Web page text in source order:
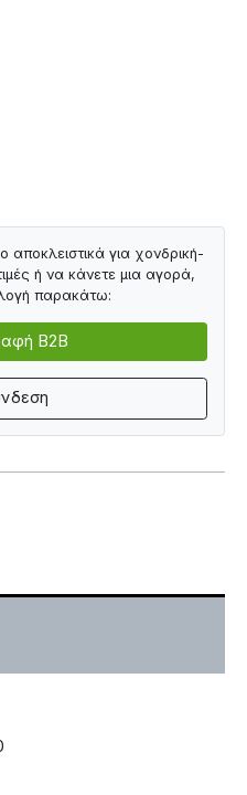
αποκλειστικά για χονδρική-
ή να κάνετε μια αγορά,
παρακάτω:
B2B